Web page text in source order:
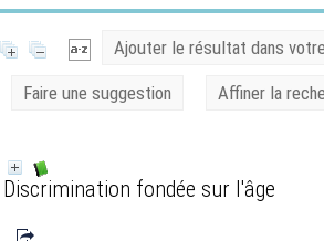
Ajouter le résultat dans
Faire une suggestion Affiner la
Discrimination fondée sur l'âge